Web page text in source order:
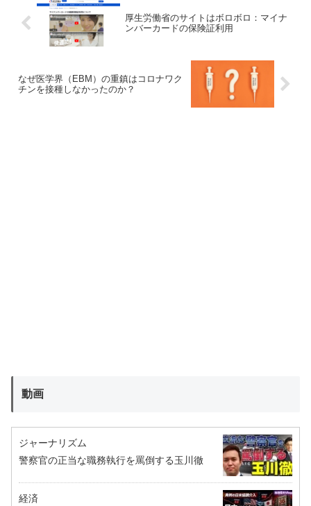
厚生労働省のサイトはボロボロ：マイナ
ンバーカードの保険証利用
なぜ医学界（EBM）の重鎮はコロナワク
チンを接種しなかったのか？
動画
ジャーナリズム
警察官の正当な職務執行を罵倒する玉川徹
経済